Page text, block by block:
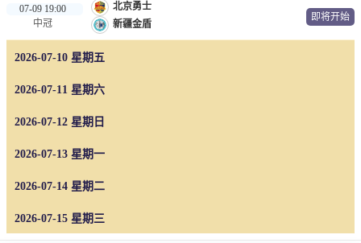
英超
德甲
西甲
意甲
欧冠杯
中超
篮球直播
07-09 19:00
中冠
北京勇士
新疆金盾
即将开始
2026-07-10 星期五
2026-07-11 星期六
2026-07-12 星期日
2026-07-13 星期一
2026-07-14 星期二
2026-07-15 星期三